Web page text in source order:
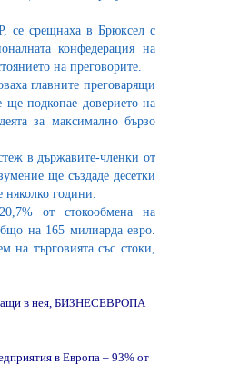
се срещнаха в Брюксел с
конфедерация на
на преговорите.
главните преговарящи
ще подкопае доверието на
за максимално бързо
в държавите-членки от
ще създаде десетки
няколко години.
от стокообмена на
на 165 милиарда евро.
на търговията със стоки,
в нея, БИЗНЕСЕВРОПА
в Европа – 93% от